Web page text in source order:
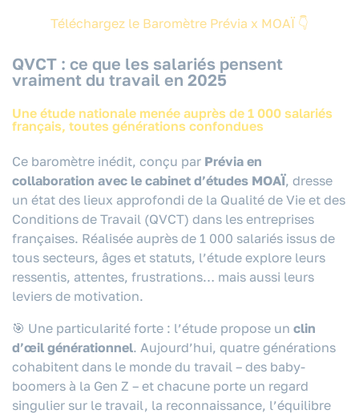
Téléchargez le Baromètre Prévia x MOAÏ 👇
QVCT : ce que les salariés pensent
vraiment du travail en 2025
Une étude nationale menée auprès de 1 000 salariés
français, toutes générations confondues
Ce baromètre inédit, conçu par Prévia en
collaboration avec le cabinet d’études MOAÏ, dresse
un état des lieux approfondi de la Qualité de Vie et des
Conditions de Travail (QVCT) dans les entreprises
françaises. Réalisée auprès de 1 000 salariés issus de
tous secteurs, âges et statuts, l’étude explore leurs
ressentis, attentes, frustrations… mais aussi leurs
leviers de motivation.
🎯 Une particularité forte : l’étude propose un clin
d’œil générationnel. Aujourd’hui, quatre générations
cohabitent dans le monde du travail – des baby-
boomers à la Gen Z – et chacune porte un regard
singulier sur le travail, la reconnaissance, l’équilibre